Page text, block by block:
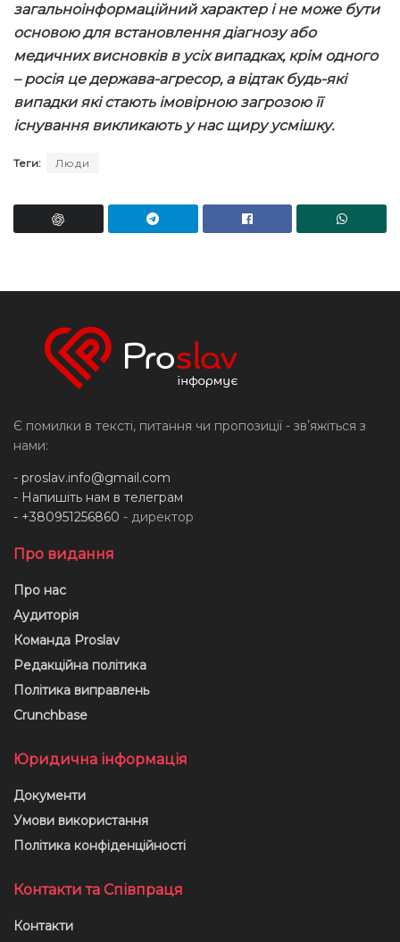
загальноінформаційний характер і не може бути
основою для встановлення діагнозу або
медичних висновків в усіх випадках, крім одного
– росія це держава-агресор, а відтак будь-які
випадки які стають імовірною загрозою її
існування викликають у нас щиру усмішку.
Теги: Люди
Є помилки в тексті, питання чи пропозиції - звʼяжіться з
нами:
- proslav.info@gmail.com
- Напишіть нам в телеграм
- +380951256860 - директор
Про видання
Про нас
Аудиторія
Команда Proslav
Редакційна політика
Політика виправлень
Crunchbase
Юридична інформація
Документи
Умови використання
Політика конфіденційності
Контакти та Співпраця
Контакти